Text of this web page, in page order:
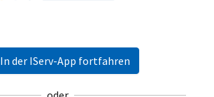
In der IServ-App fortfahren